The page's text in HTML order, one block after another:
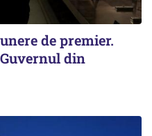
de premier.
din